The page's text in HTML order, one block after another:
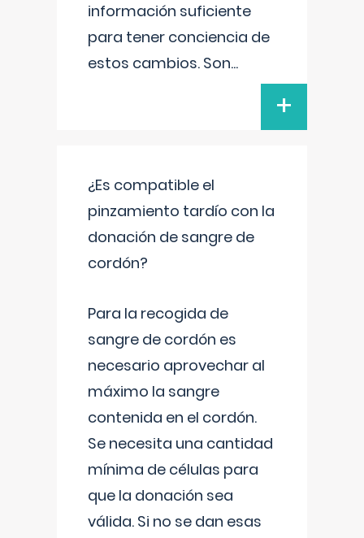
información suficiente
para tener conciencia de
estos cambios. Son...
+
¿Es compatible el
pinzamiento tardío con la
donación de sangre de
cordón?
Para la recogida de
sangre de cordón es
necesario aprovechar al
máximo la sangre
contenida en el cordón.
Se necesita una cantidad
mínima de células para
que la donación sea
válida. Si no se dan esas